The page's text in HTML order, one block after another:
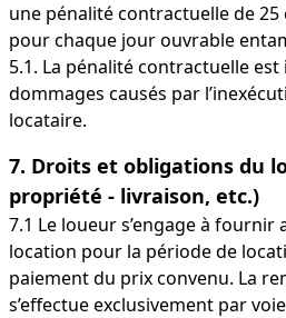
une pénalité contractuelle de
pour chaque jour ouvrable
5.1. La pénalité contractuelle
dommages causés par
locataire.
7. Droits et obligations du
propriété - livraison, etc.)
7.1 Le loueur s’engage à fournir
location pour la période de
paiement du prix convenu. La
s’effectue exclusivement par